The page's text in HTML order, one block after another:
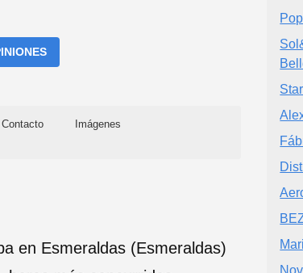
Contacto Imágenes
en Esmeraldas (Esmeraldas)